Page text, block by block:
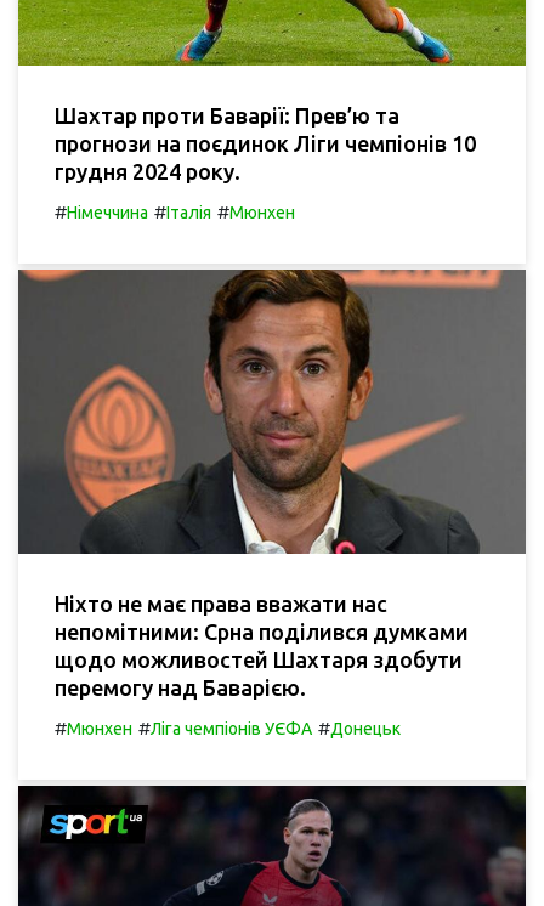
Шахтар проти Баварії: Прев’ю та
прогнози на поєдинок Ліги чемпіонів 10
грудня 2024 року.
#Німеччина #Італія #Мюнхен
Ніхто не має права вважати нас
непомітними: Срна поділився думками
щодо можливостей Шахтаря здобути
перемогу над Баварією.
#Мюнхен #Ліга чемпіонів УЄФА #Донецьк